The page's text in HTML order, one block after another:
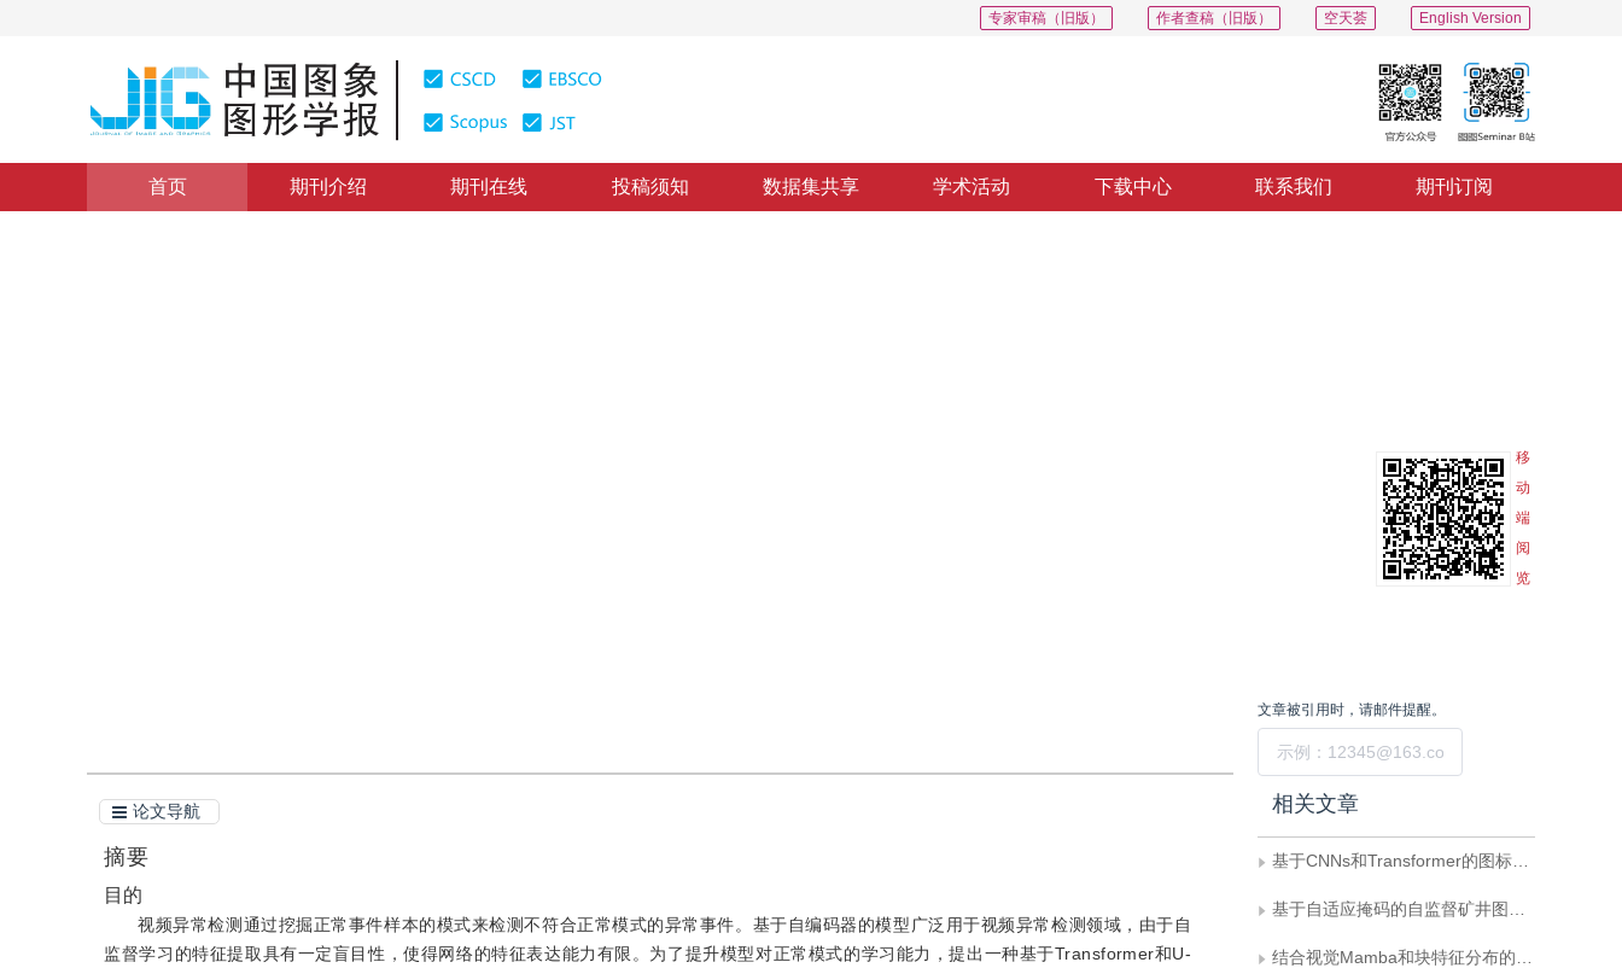
English Version
空天荟
作者查稿（旧版）
专家审稿（旧版）
首页 期刊介绍 期刊在线 投稿须知 数据集共享 学术活动 下载中心 联系我们 期刊订阅
移
动
端
阅
览
论文导航
摘要
目的
视频异常检测通过挖掘正常事件样本的模式来检测不符合正常模式的异常事件。基于自编码器的模型广泛用于视频异常检测领域，由于自
监督学习的特征提取具有一定盲目性，使得网络的特征表达能力有限。为了提升模型对正常模式的学习能力，提出一种基于Transformer和U-
文章被引用时，请邮件提醒。
相关文章
基于CNNs和Transformer的图标生成模型IconFormer
基于自适应掩码的自监督矿井图像去噪
结合视觉Mamba和块特征分布的工业异常检测